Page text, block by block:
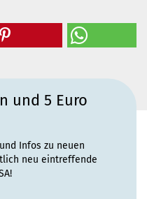
und 5 Euro
Infos zu neuen
neu eintreffende